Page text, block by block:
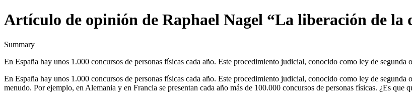
Artículo de opinión de Raphael Nagel “La liberación de la
Summary
En España hay unos 1.000 concursos de personas físicas cada año. Este procedimiento judicial, conocido como ley de
En España hay unos 1.000 concursos de personas físicas cada año. Este procedimiento judicial, conocido como ley de
menudo. Por ejemplo, en Alemania y en Francia se presentan cada año más de 100.000 concursos de personas físicas. ¿Es que